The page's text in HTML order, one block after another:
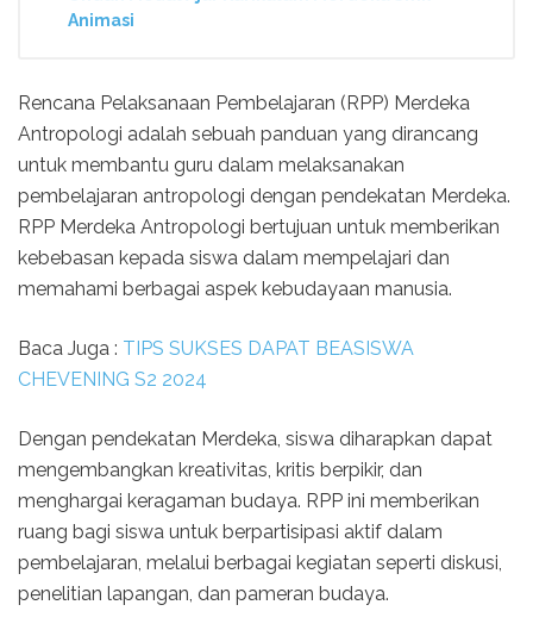
Animasi
Rencana Pelaksanaan Pembelajaran (RPP) Merdeka
Antropologi adalah sebuah panduan yang dirancang
untuk membantu guru dalam melaksanakan
pembelajaran antropologi dengan pendekatan Merdeka.
RPP Merdeka Antropologi bertujuan untuk memberikan
kebebasan kepada siswa dalam mempelajari dan
memahami berbagai aspek kebudayaan manusia.
Baca Juga : TIPS SUKSES DAPAT BEASISWA
CHEVENING S2 2024
Dengan pendekatan Merdeka, siswa diharapkan dapat
mengembangkan kreativitas, kritis berpikir, dan
menghargai keragaman budaya. RPP ini memberikan
ruang bagi siswa untuk berpartisipasi aktif dalam
pembelajaran, melalui berbagai kegiatan seperti diskusi,
penelitian lapangan, dan pameran budaya.